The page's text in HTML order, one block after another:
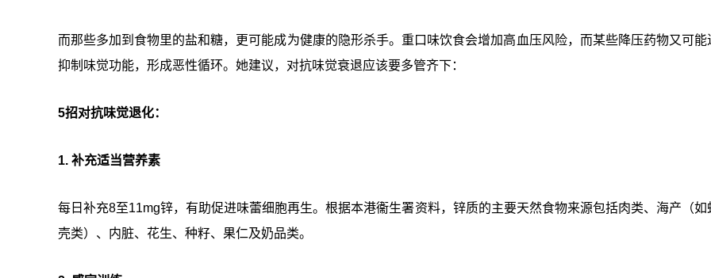
而那些多加到食物里的盐和糖，更可能成为健康的隐形杀手。重口味饮食会增加高血压风险，而某些降压药物又可能
抑制味觉功能，形成恶性循环。她建议，对抗味觉衰退应该要多管齐下：
5招对抗味觉退化：
1. 补充适当营养素
每日补充8至11mg锌，有助促进味蕾细胞再生。根据本港衞生署资料，锌质的主要天然食物来源包括肉类、海产（如
壳类）、内脏、花生、种籽、果仁及奶品类。